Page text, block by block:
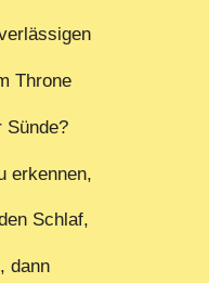
Throne
Sünde?
erkennen,
Schlaf,
dann